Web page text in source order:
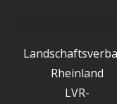
Rheinland
LVR-